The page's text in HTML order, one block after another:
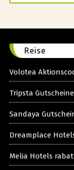
Reise
Volotea
Tripsta Gutscheine
Sandaya
Dreamplace
Melia Hotels